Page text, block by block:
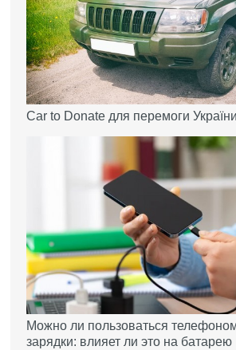
Car to Donate для перемоги України
Можно ли пользоваться
зарядки: влияет ли это на батарею